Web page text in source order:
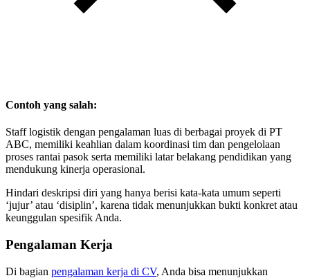
Contoh yang salah:
Staff logistik dengan pengalaman luas di berbagai proyek di PT
ABC, memiliki keahlian dalam koordinasi tim dan pengelolaan
proses rantai pasok serta memiliki latar belakang pendidikan yang
mendukung kinerja operasional.
Hindari deskripsi diri yang hanya berisi kata-kata umum seperti
‘jujur’ atau ‘disiplin’, karena tidak menunjukkan bukti konkret atau
keunggulan spesifik Anda.
Pengalaman Kerja
Di bagian pengalaman kerja di CV, Anda bisa menunjukkan